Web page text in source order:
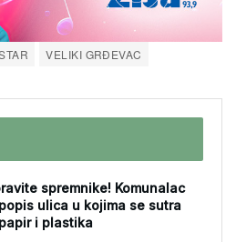
VELIKI GRĐEVAC
spremnike! Komunalac
ulica u kojima se sutra
i plastika